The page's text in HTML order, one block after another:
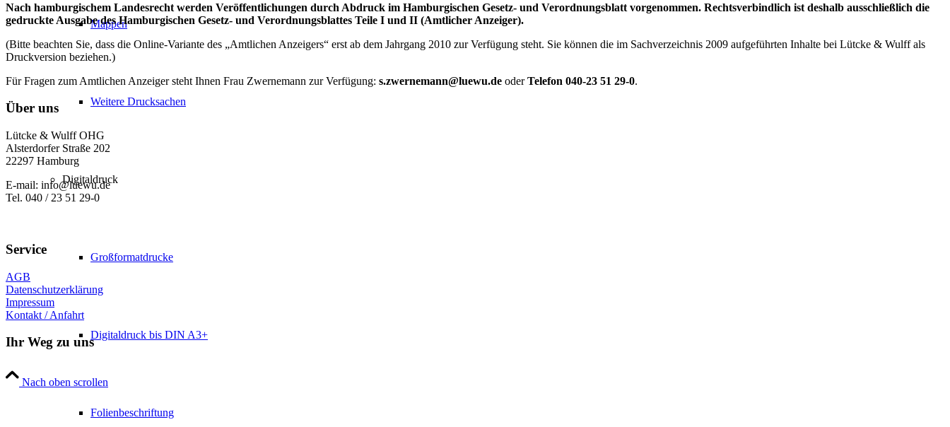
Mappen
Weitere Drucksachen
Digitaldruck
Großformatdrucke
Digitaldruck bis DIN A3+
Folienbeschriftung
Nach hamburgischem Landesrecht werden Veröffentlichungen durch Abdruck im Hamburgischen Gesetz- und Verordnungsblatt vorgenommen. Rechtsverbindlich ist deshalb ausschließlich die
gedruckte Ausgabe des Hamburgischen Gesetz- und Verordnungsblattes Teile I und II (Amtlicher Anzeiger).
(Bitte beachten Sie, dass die Online-Variante des „Amtlichen Anzeigers“ erst ab dem Jahrgang 2010 zur Verfügung steht. Sie können die im Sachverzeichnis 2009 aufgeführten Inhalte bei Lütcke & Wulff als
Druckversion beziehen.)
Für Fragen zum Amtlichen Anzeiger steht Ihnen Frau Zwernemann zur Verfügung: s.zwernemann@luewu.de oderTelefon 040-23 51 29-0.
Über uns
Lütcke & Wulff OHG
Alsterdorfer Straße 202
22297 Hamburg
E-mail: info@luewu.de
Tel. 040 / 23 51 29-0
Service
AGB
Datenschutzerklärung
Impressum
Kontakt / Anfahrt
Ihr Weg zu uns
Nach oben scrollen